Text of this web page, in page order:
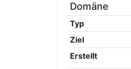
Domäne
Typ
Ziel
Erstellt